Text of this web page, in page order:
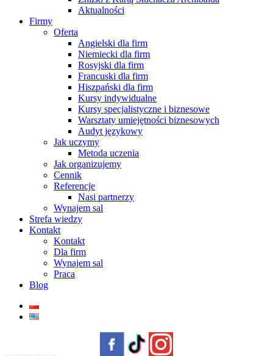
Aktualności
Firmy
Oferta
Angielski dla firm
Niemiecki dla firm
Rosyjski dla firm
Francuski dla firm
Hiszpański dla firm
Kursy indywidualne
Kursy specjalistyczne i biznesowe
Warsztaty umiejętności biznesowych
Audyt językowy
Jak uczymy
Metoda uczenia
Jak organizujemy
Cennik
Referencje
Nasi partnerzy
Wynajem sal
Strefa wiedzy
Kontakt
Kontakt
Dla firm
Wynajem sal
Praca
Blog